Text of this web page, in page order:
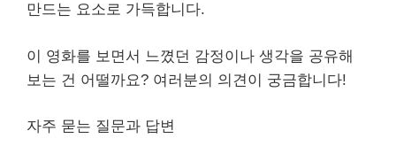
만드는 요소로 가득합니다.
이 영화를 보면서 느꼈던 감정이나 생각을 공유해
보는 건 어떨까요? 여러분의 의견이 궁금합니다!
자주 묻는 질문과 답변